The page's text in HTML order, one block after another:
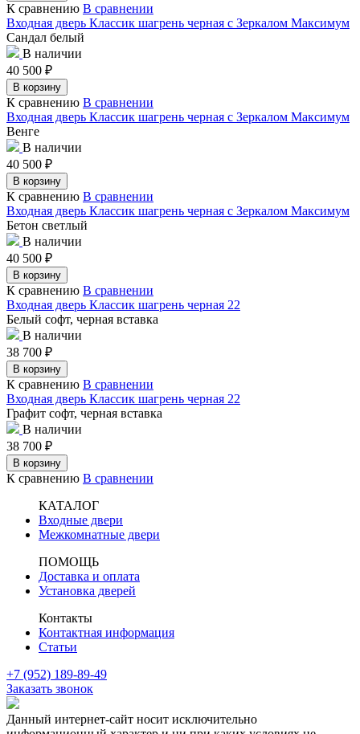
К сравнению В сравнении
Входная дверь Классик шагрень черная с Зеркалом Максимум
Сандал белый
В наличии
40 500 ₽
В корзину
К сравнению В сравнении
Входная дверь Классик шагрень черная с Зеркалом Максимум
Венге
В наличии
40 500 ₽
В корзину
К сравнению В сравнении
Входная дверь Классик шагрень черная с Зеркалом Максимум
Бетон светлый
В наличии
40 500 ₽
В корзину
К сравнению В сравнении
Входная дверь Классик шагрень черная 22
Белый софт, черная вставка
В наличии
38 700 ₽
В корзину
К сравнению В сравнении
Входная дверь Классик шагрень черная 22
Графит софт, черная вставка
В наличии
38 700 ₽
В корзину
К сравнению В сравнении
КАТАЛОГ
Входные двери
Межкомнатные двери
ПОМОЩЬ
Доставка и оплата
Установка дверей
Контакты
Контактная информация
Статьи
+7 (952) 189-89-49
Заказать звонок
Данный интернет-сайт носит исключительно